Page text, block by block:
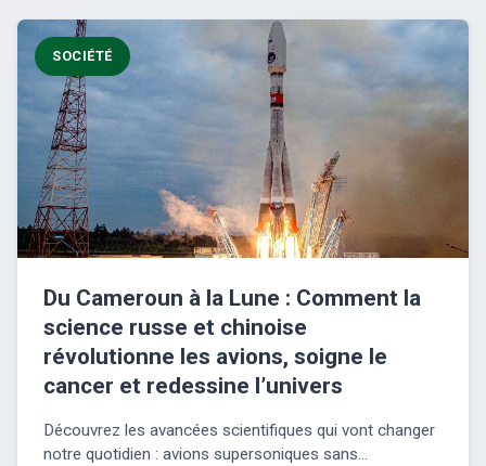
SOCIÉTÉ
Du Cameroun à la Lune : Comment la
science russe et chinoise
révolutionne les avions, soigne le
cancer et redessine l’univers
Découvrez les avancées scientifiques qui vont changer
notre quotidien : avions supersoniques sans...